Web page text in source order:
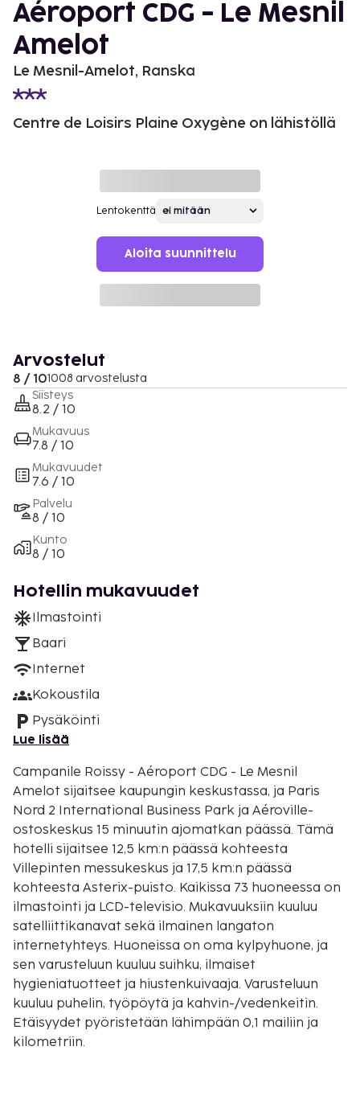
Aéroport CDG - Le Mesnil
Amelot
Le Mesnil-Amelot, Ranska
Centre de Loisirs Plaine Oxygène on lähistöllä
Lentokenttä
Aloita suunnittelu
Arvostelut
8 / 101008 arvostelusta
Siisteys
8.2 / 10
Mukavuus
7.8 / 10
Mukavuudet
7.6 / 10
Palvelu
8 / 10
Kunto
8 / 10
Hotellin mukavuudet
Ilmastointi
Baari
Internet
Kokoustila
Pysäköinti
Lue lisää
Campanile Roissy - Aéroport CDG - Le Mesnil
Amelot sijaitsee kaupungin keskustassa, ja Paris
Nord 2 International Business Park ja Aéroville-
ostoskeskus 15 minuutin ajomatkan päässä. Tämä
hotelli sijaitsee 12,5 km:n päässä kohteesta
Villepinten messukeskus ja 17,5 km:n päässä
kohteesta Asterix-puisto. Kaikissa 73 huoneessa on
ilmastointi ja LCD-televisio. Mukavuuksiin kuuluu
satelliittikanavat sekä ilmainen langaton
internetyhteys. Huoneissa on oma kylpyhuone, ja
sen varusteluun kuuluu suihku, ilmaiset
hygieniatuotteet ja hiustenkuivaaja. Varusteluun
kuuluu puhelin, työpöytä ja kahvin-/vedenkeitin.
Etäisyydet pyöristetään lähimpään 0,1 mailiin ja
kilometriin.